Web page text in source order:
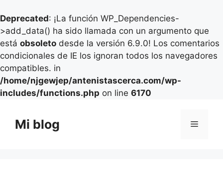
Deprecated: ¡La función WP_Dependencies-
>add_data() ha sido llamada con un argumento que
está obsoleto desde la versión 6.9.0! Los comentarios
condicionales de IE los ignoran todos los navegadores
compatibles. in
/home/njgewjep/antenistascerca.com/wp-
includes/functions.php on line 6170
contenido
Mi blog Menú